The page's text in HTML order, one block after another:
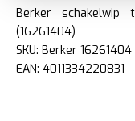
Berker schakelwip
(16261404)
SKU: Berker 16261404
EAN: 4011334220831